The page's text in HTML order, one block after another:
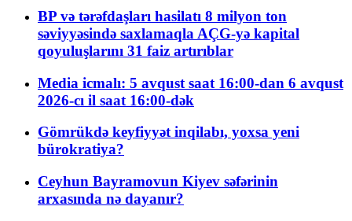
BP və tərəfdaşları hasilatı 8 milyon ton
səviyyəsində saxlamaqla AÇG-yə kapital
qoyuluşlarını 31 faiz artırıblar
Media icmalı: 5 avqust saat 16:00-dan 6 avqust
2026-cı il saat 16:00-dək
Gömrükdə keyfiyyət inqilabı, yoxsa yeni
bürokratiya?
Ceyhun Bayramovun Kiyev səfərinin
arxasında nə dayanır?